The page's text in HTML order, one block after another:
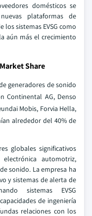
domésticos se
plataformas de
sistemas EVSG como
aún más el crecimiento
Share
generadores de sonido
Continental AG, Denso
Mobis, Forvia Hella,
alrededor del 40% de
globales significativos
automotriz,
sonido. La empresa ha
y sistemas de alerta de
sistemas EVSG
de ingeniería
relaciones con los